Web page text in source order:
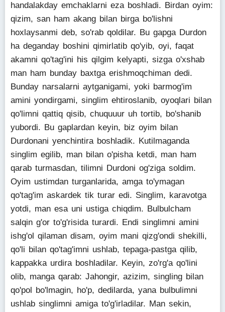
handalakday emchaklarni eza boshladi. Birdan oyim:
qizim, san ham akang bilan birga bo'lishni
hoxlaysanmi deb, so'rab qoldilar. Bu gapga Durdon
ha deganday boshini qimirlatib qo'yib, oyi, faqat
akamni qo'tag'ini his qilgim kelyapti, sizga o'xshab
man ham bunday baxtga erishmoqchiman dedi.
Bunday narsalarni aytganigami, yoki barmog'im
amini yondirgami, singlim ehtiroslanib, oyoqlari bilan
qo'limni qattiq qisib, chuquuur uh tortib, bo'shanib
yubordi. Bu gaplardan keyin, biz oyim bilan
Durdonani yenchintira boshladik. Kutilmaganda
singlim egilib, man bilan o'pisha ketdi, man ham
qarab turmasdan, tilimni Durdoni og'ziga soldim.
Oyim ustimdan turganlarida, amga to'ymagan
qo'tag'im askardek tik turar edi. Singlim, karavotga
yotdi, man esa uni ustiga chiqdim. Bulbulcham
salqin g'or to'g'risida turardi. Endi singlimni amini
ishg'ol qilaman disam, oyim mani qizg'ondi shekilli,
qo'li bilan qo'tag'imni ushlab, tepaga-pastga qilib,
kappakka urdira boshladilar. Keyin, zo'rg'a qo'lini
olib, manga qarab: Jahongir, azizim, singling bilan
qo'pol bo'lmagin, ho'p, dedilarda, yana bulbulimni
ushlab singlimni amiga to'g'irladilar. Man sekin,